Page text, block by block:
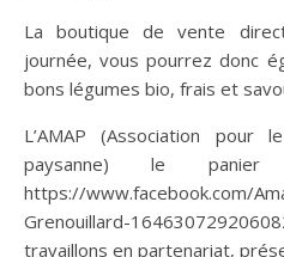
La boutique de vente
journée, vous pourrez donc
bons légumes bio, frais et
L’AMAP (Association pour
paysanne) le
https://www.facebook.com/
Grenouillard-
travaillons en partenariat,